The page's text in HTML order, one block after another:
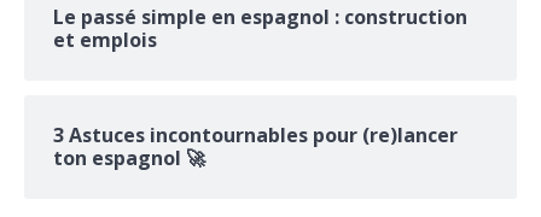
Le passé simple en espagnol : construction
et emplois
3 Astuces incontournables pour (re)lancer
ton espagnol 🚀